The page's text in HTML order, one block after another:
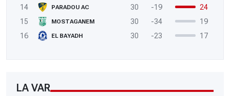
14
PARADOU AC 30 -19
24
15
MOSTAGANEM 30 -34
19
16
EL BAYADH 30 -23 17
LA VAR